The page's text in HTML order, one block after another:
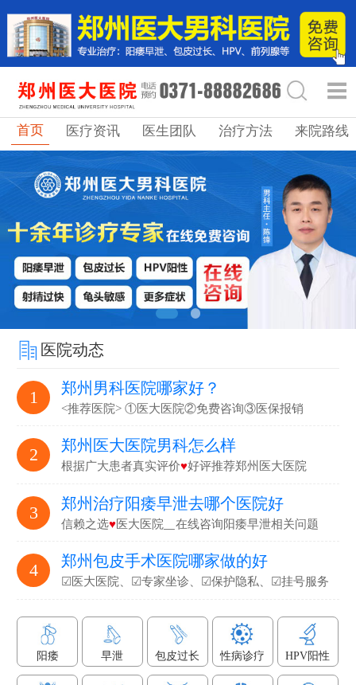
首页 医疗资讯 医生团队 治疗方法 来院路线
医院动态
1 郑州男科医院哪家好？
<推荐医院> ①医大医院②免费咨询③医保报销
2 郑州医大医院男科怎么样
根据广大患者真实评价♥好评推荐郑州医大医院
3 郑州治疗阳痿早泄去哪个医院好
信赖之选♥医大医院▁在线咨询阳痿早泄相关问题
4 郑州包皮手术医院哪家做的好
☑医大医院、☑专家坐诊、☑保护隐私、☑挂号服务
阳痿 早泄 包皮过长 性病诊疗 HPV阳性